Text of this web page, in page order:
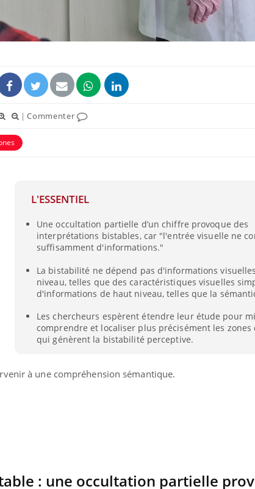
|Commenter
L'ESSENTIEL
Une occultation partielle d’un chiffre provoque des
interprétations bistables, car "l'entrée visuelle ne
suffisamment d'informations."
La bistabilité ne dépend pas d'informations
niveau, telles que des caractéristiques visuelles
d'informations de haut niveau, telles que la
Les chercheurs espèrent étendre leur étude pour
comprendre et localiser plus précisément les zones
qui génèrent la bistabilité perceptive.
à une compréhension sémantique.
: une occultation partielle
Fortes chaleurs :
pourquoi le risque de
noyade grimpe-t-il ?
Le Viagra pourrait-il
freiner la propagation du
cancer ?
Pourquoi manger moins
de protéines pourrait
finalement être bénéfique
que dit la
Le
lecture ?
Mordue